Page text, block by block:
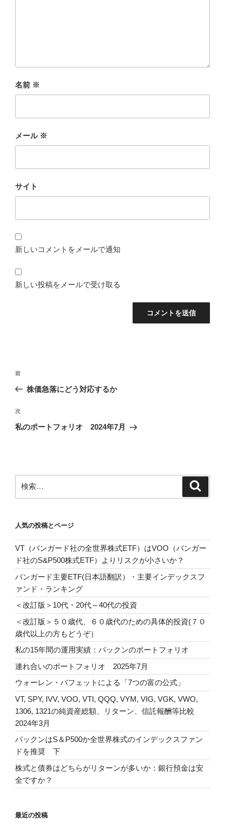
名前 ※
メール ※
サイト
新しいコメントをメールで通知
新しい投稿をメールで受け取る
投
ビ
ゲ
ン
前
の
稿
前
株価急落にどう対応するか
次
の
次
私のポートフォリオ 2024年7月
索:
人気の投稿とページ
VT（バンガード社の全世界株式ETF）はVOO（バンガー
ド社のS&P500株式ETF）よりリスクが小さいか？
バンガード主要ETF(日本語翻訳）・主要インデックスフ
ァンド・ランキング
＜改訂版＞10代・20代～40代の投資
＜改訂版＞５０歳代、６０歳代のための具体的投資(７０
歳代以上の方もどうぞ）
私の15年間の運用実績：パックンのポートフォリオ
連れ合いのポートフォリオ 2025年7月
ウォーレン・バフェットによる「7つの富の公式」
VT, SPY, IVV, VOO, VTI, QQQ, VYM, VIG, VGK, VWO,
1306, 1321の純資産総額、リターン、信託報酬等比較
2024年3月
パックンはS＆P500か全世界株式のインデックスファン
ドを推奨 下
株式と債券はどちらがリターンが多いか：銀行預金は安
全ですか？
最近の投稿